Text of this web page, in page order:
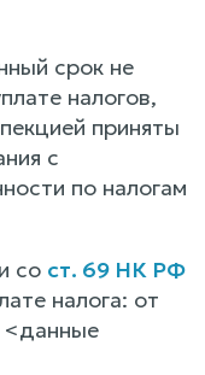
срок не
налогов,
приняты
с
по налогам
со ст. 69 НК РФ
налога: от